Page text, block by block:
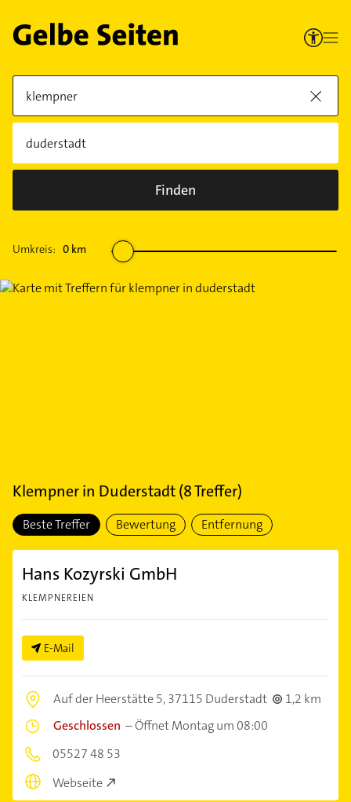
Finden
Umkreis: 0 km
Klempnerin Duderstadt(8Treffer)
Beste Treffer Bewertung Entfernung
Hans Kozyrski GmbH
KLEMPNEREIEN
E-Mail
Auf der Heerstätte 5,37115 Duderstadt
1,2 km
Geschlossen –Öffnet Montag um 08:00
05527 48 53
Webseite